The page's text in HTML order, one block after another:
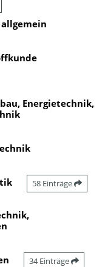
Energietechnik,
58 Einträge
34 Einträge